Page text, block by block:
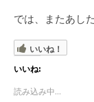
では、またあし
いいね！
いいね:
読み込み中...